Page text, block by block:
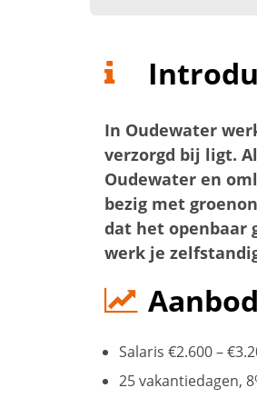
In Oudewater
verzorgd bij ligt.
Oudewater en
bezig met
dat het openbaar
werk je
Aanbod
Salaris €2.600 –
25 vakantiedagen,